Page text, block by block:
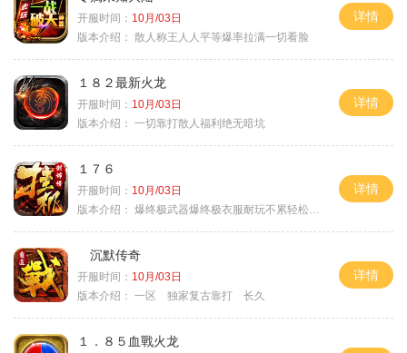
开服时间： 10月/03日
版本介绍： 散人称王人人平等爆率拉满一切看脸
详情
１８２最新火龙
开服时间： 10月/03日
版本介绍： 一切靠打散人福利绝无暗坑
详情
１７６
开服时间： 10月/03日
版本介绍： 爆终极武器爆终极衣服耐玩不累轻松满级
详情
沉默传奇
开服时间： 10月/03日
版本介绍： 一区 独家复古靠打 长久
详情
１．８５血戰火龙